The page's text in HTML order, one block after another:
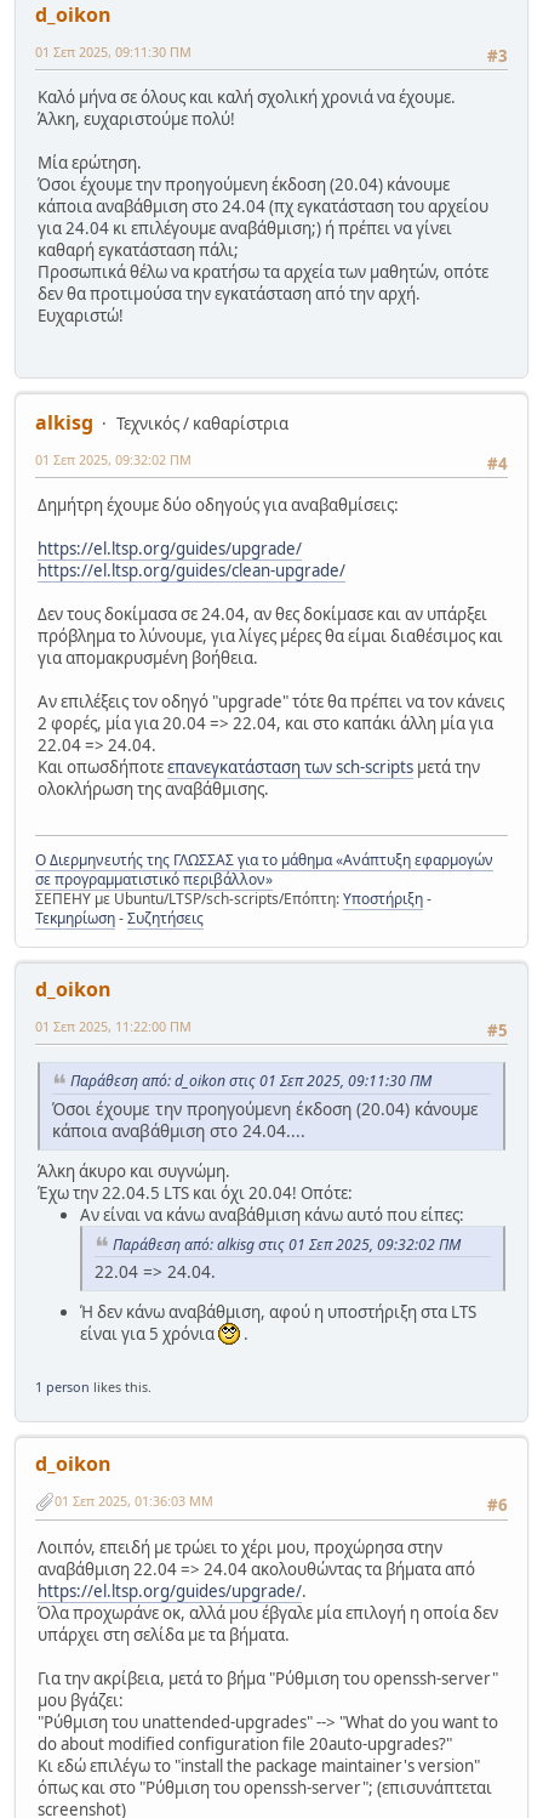
d_oikon
#3
01 Σεπ 2025, 09:11:30 ΠΜ
Καλό μήνα σε όλους και καλή σχολική χρονιά να έχουμε.
Άλκη, ευχαριστούμε πολύ!
Μία ερώτηση.
Όσοι έχουμε την προηγούμενη έκδοση (20.04) κάνουμε
κάποια αναβάθμιση στο 24.04 (πχ εγκατάσταση του αρχείου
για 24.04 κι επιλέγουμε αναβάθμιση;) ή πρέπει να γίνει
καθαρή εγκατάσταση πάλι;
Προσωπικά θέλω να κρατήσω τα αρχεία των μαθητών, οπότε
δεν θα προτιμούσα την εγκατάσταση από την αρχή.
Ευχαριστώ!
alkisg
Τεχνικός / καθαρίστρια
#4
01 Σεπ 2025, 09:32:02 ΠΜ
Δημήτρη έχουμε δύο οδηγούς για αναβαθμίσεις:
https://el.ltsp.org/guides/upgrade/
https://el.ltsp.org/guides/clean-upgrade/
Δεν τους δοκίμασα σε 24.04, αν θες δοκίμασε και αν υπάρξει
πρόβλημα το λύνουμε, για λίγες μέρες θα είμαι διαθέσιμος και
για απομακρυσμένη βοήθεια.
Αν επιλέξεις τον οδηγό "upgrade" τότε θα πρέπει να τον κάνεις
2 φορές, μία για 20.04 => 22.04, και στο καπάκι άλλη μία για
22.04 => 24.04.
Και οπωσδήποτεεπανεγκατάσταση των sch-scripts μετά την
ολοκλήρωση της αναβάθμισης.
Ο Διερμηνευτής της ΓΛΩΣΣΑΣ για το μάθημα «Ανάπτυξη εφαρμογών
σε προγραμματιστικό περιβάλλον»
ΣΕΠΕΗΥ με Ubuntu/LTSP/sch-scripts/Επόπτη:Υποστήριξη-
Τεκμηρίωση-Συζητήσεις
d_oikon
#5
01 Σεπ 2025, 11:22:00 ΠΜ
Παράθεση από: d_oikon στις 01 Σεπ 2025, 09:11:30 ΠΜ
Όσοι έχουμε την προηγούμενη έκδοση (20.04) κάνουμε
κάποια αναβάθμιση στο 24.04....
Άλκη άκυρο και συγνώμη.
Έχω την 22.04.5 LTS και όχι 20.04! Οπότε:
Αν είναι να κάνω αναβάθμιση κάνω αυτό που είπες:
Παράθεση από: alkisg στις 01 Σεπ 2025, 09:32:02 ΠΜ
22.04 => 24.04.
Ή δεν κάνω αναβάθμιση, αφού η υποστήριξη στα LTS
είναι για 5 χρόνια
.
1 person likes this.
d_oikon
#6
01 Σεπ 2025, 01:36:03 ΜΜ
Λοιπόν, επειδή με τρώει το χέρι μου, προχώρησα στην
αναβάθμιση 22.04 => 24.04 ακολουθώντας τα βήματα από
https://el.ltsp.org/guides/upgrade/.
Όλα προχωράνε οκ, αλλά μου έβγαλε μία επιλογή η οποία δεν
υπάρχει στη σελίδα με τα βήματα.
Για την ακρίβεια, μετά το βήμα "Ρύθμιση του openssh-server"
μου βγάζει:
"Ρύθμιση του unattended-upgrades" --> "What do you want to
do about modified configuration file 20auto-upgrades?"
Κι εδώ επιλέγω το "install the package maintainer's version"
όπως και στο "Ρύθμιση του openssh-server"; (επισυνάπτεται
screenshot)